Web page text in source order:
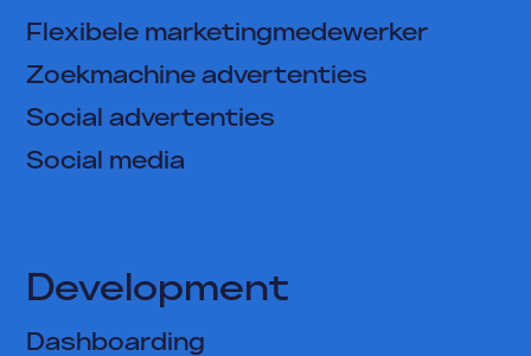
Flexibele marketingmedewerker
Zoekmachine advertenties
Social advertenties
Social media
Development
Dashboarding